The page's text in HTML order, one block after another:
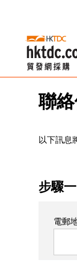
聯
以下訊息
步驟一
電郵